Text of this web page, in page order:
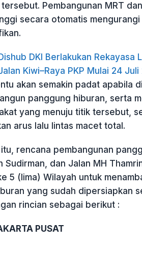
Pembangunan MRT
secara otomatis
DKI Berlakukan Rekayasa
Kiwi–Raya PKP Mulai 24 Juli
akan semakin padat apabila
panggung hiburan, serta
yang menuju titik tersebut,
arus lalu lintas macet total.
rencana pembangunan
Sudirman, dan Jalan MH
5 (lima) Wilayah untuk
yang sudah dipersiapkan
rincian sebagai berikut :
PUSAT